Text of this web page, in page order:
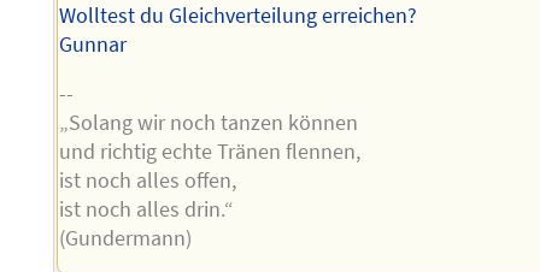
Wolltest du Gleichverteilung erreichen?
Gunnar
--
„Solang wir noch tanzen können
und richtig echte Tränen flennen,
ist noch alles offen,
ist noch alles drin.“
(Gundermann)